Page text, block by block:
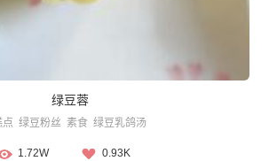
绿豆蓉
点 绿豆粉丝 素食 绿豆乳鸽汤
1.72W 0.93K